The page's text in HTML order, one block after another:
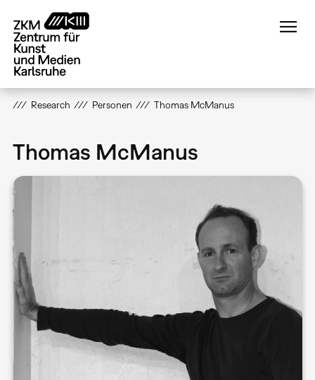
zum
Inhalt
Research Personen Thomas McManus
Thomas McManus